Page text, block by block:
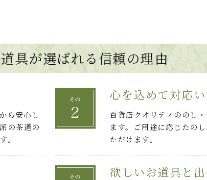
具が選ばれる 信頼の理由
ら安心し
の茶道の
。
心を込めて対応
百貨店クオリティののし
ます。ご用途に応じたの
ただけます。
欲しいお道具と